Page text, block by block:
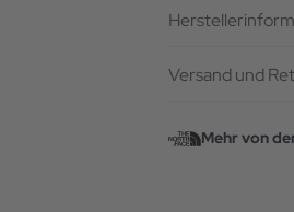
Versand und
Mehr von